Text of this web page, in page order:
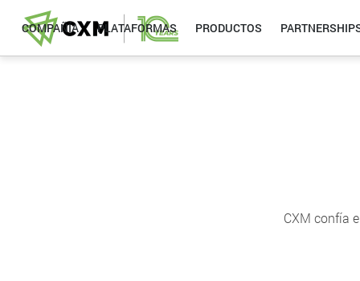
COMPAÑÍA PLATAFORMAS PRODUCTOS
CXM confía